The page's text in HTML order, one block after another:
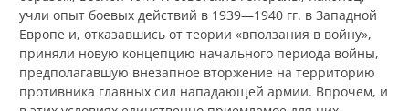
учли опыт боевых действий в 1939—1940 гг. в Западной
Европе и, отказавшись от теории «вползания в войну»,
приняли новую концепцию начального периода войны,
предполагавшую внезапное вторжение на территорию
противника главных сил нападающей армии. Впрочем, и